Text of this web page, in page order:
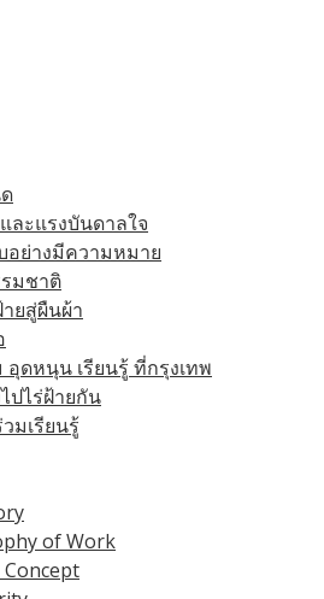
ละแรงบันดาลใจ
อย่างมีความหมาย
มชาติ
ยสู่ผืนผ้า
อุดหนุน เรียนรู้ ที่กรุงเทพ
ปไร่ฝ้ายกัน
มเรียนรู้
of Work